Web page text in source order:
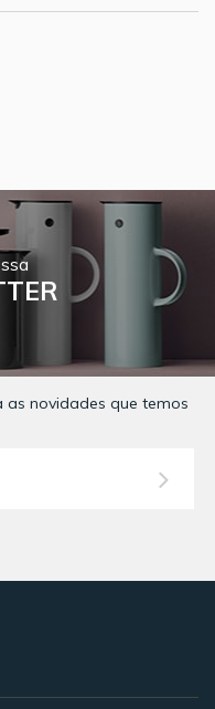
as novidades que temos